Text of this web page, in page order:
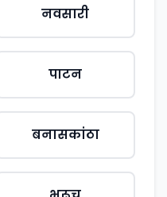
नवसारी
पाटन
बनासकांठा